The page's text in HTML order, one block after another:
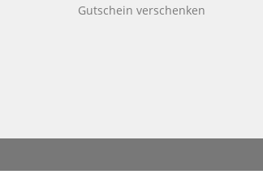
Gutschein verschenken